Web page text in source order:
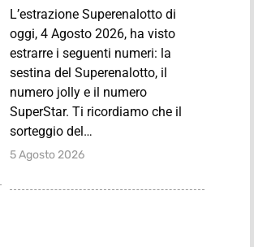
L’estrazione Superenalotto di
oggi, 4 Agosto 2026, ha visto
estrarre i seguenti numeri: la
sestina del Superenalotto, il
numero jolly e il numero
SuperStar. Ti ricordiamo che il
sorteggio del…
5 Agosto 2026